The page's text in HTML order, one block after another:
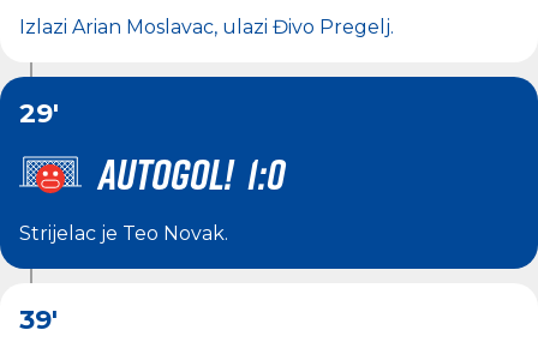
Izlazi Arian Moslavac, ulazi Đivo Pregelj.
29'
AUTOGOL! 1:0
Strijelac je Teo Novak.
39'